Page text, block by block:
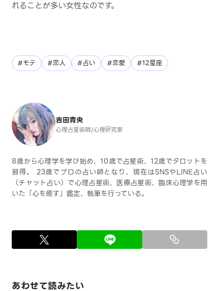
れることが多い女性なのです。
#モテ #恋人 #占い #恋愛 #12星座
吉田青央
心理占星術師/心理硏究家
8歳から心理学を学び始め、10歳で占星術、12歳でタロットを
習得。 23歳でプロの占い師となり、現在はSNSやLINE占い
（チャット占い）で心理占星術、医療占星術、臨床心理学を用
いた「心を癒す」鑑定、執筆を行っている。
あわせて読みたい